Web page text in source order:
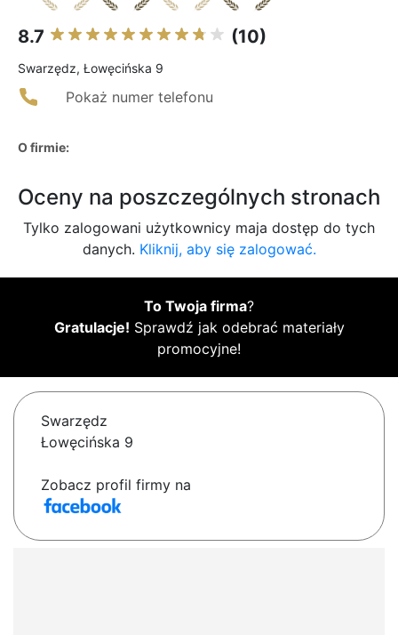
8.7 (10)
Swarzędz, Łowęcińska 9
Pokaż numer telefonu
O firmie:
Oceny na poszczególnych stronach
Tylko zalogowani użytkownicy maja dostęp do tych
danych. Kliknij, aby się zalogować.
To Twoja firma?
Gratulacje! Sprawdź jak odebrać materiały
promocyjne!
Swarzędz
Łowęcińska 9
Zobacz profil firmy na